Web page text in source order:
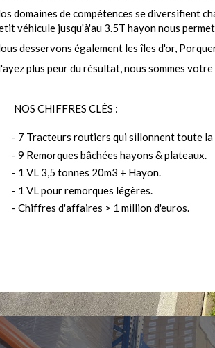
domaines de compétences se diversifient
véhicule jusqu'à'au 3.5T hayon nous
desservons également les îles d'or,
plus peur du résultat, nous sommes
NOS CHIFFRES CLÉS :
- 7 Tracteurs routiers qui sillonnent toute
- 9 Remorques bâchées hayons & plateaux.
- 1 VL 3,5 tonnes 20m3 + Hayon.
- 1 VL pour remorques légères.
- Chiffres d'affaires > 1 million d'euros.